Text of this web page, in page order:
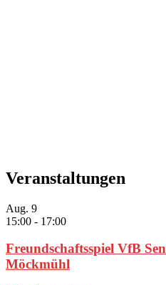
Veranstaltungen
Aug. 9
15:00 - 17:00
Freundschaftsspiel VfB
Möckmühl